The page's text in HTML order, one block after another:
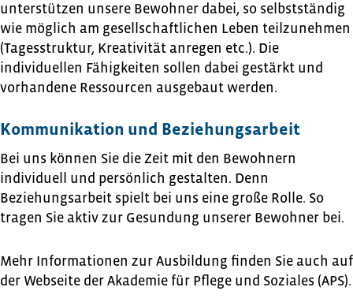
unterstützen unsere Bewohner dabei, so selbstständig
wie möglich am gesellschaftlichen Leben teilzunehmen
(Tagesstruktur, Kreativität anregen etc.). Die
individuellen Fähigkeiten sollen dabei gestärkt und
vorhandene Ressourcen ausgebaut werden.
Kommunikation und Beziehungsarbeit
Bei uns können Sie die Zeit mit den Bewohnern
individuell und persönlich gestalten. Denn
Beziehungsarbeit spielt bei uns eine große Rolle. So
tragen Sie aktiv zur Gesundung unserer Bewohner bei.
Mehr Informationen zur Ausbildung finden Sie auch auf
der Webseite der Akademie für Pflege und Soziales (APS).